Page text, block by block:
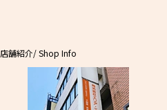
店舗紹介/ Shop Info